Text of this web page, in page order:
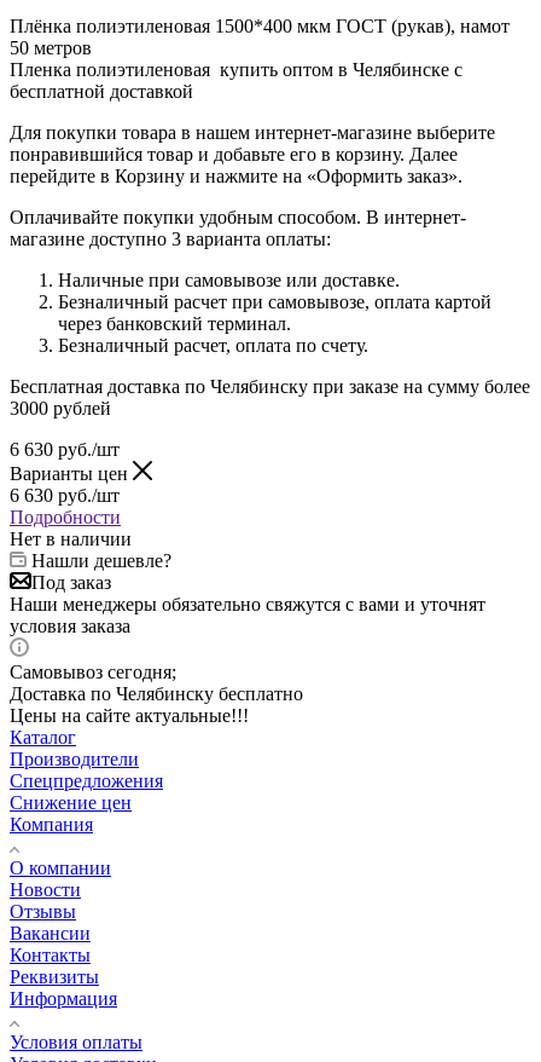
Плёнка полиэтиленовая 1500*400 мкм ГОСТ (рукав), намот
50 метров
Пленка полиэтиленовая купить оптом в Челябинске с
бесплатной доставкой
Для покупки товара в нашем интернет-магазине выберите
понравившийся товар и добавьте его в корзину. Далее
перейдите в Корзину и нажмите на «Оформить заказ».
Оплачивайте покупки удобным способом. В интернет-
магазине доступно 3 варианта оплаты:
Наличные при самовывозе или доставке.
Безналичный расчет при самовывозе, оплата картой
через банковский терминал.
Безналичный расчет, оплата по счету.
Бесплатная доставка по Челябинску при заказе на сумму более
3000 рублей
6 630 руб./шт
Варианты цен
6 630 руб./шт
Подробности
Нет в наличии
Нашли дешевле?
Под заказ
Наши менеджеры обязательно свяжутся с вами и уточнят
условия заказа
Самовывоз сегодня;
Доставка по Челябинску бесплатно
Цены на сайте актуальные!!!
Каталог
Производители
Спецпредложения
Снижение цен
Компания
О компании
Новости
Отзывы
Вакансии
Контакты
Реквизиты
Информация
Условия оплаты